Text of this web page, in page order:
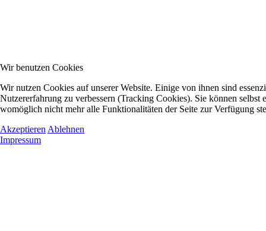
Wir benutzen Cookies
Wir nutzen Cookies auf unserer Website. Einige von ihnen sind
Nutzererfahrung zu verbessern (Tracking Cookies). Sie können
womöglich nicht mehr alle Funktionalitäten der Seite zur Verfügung
Akzeptieren Ablehnen
Impressum